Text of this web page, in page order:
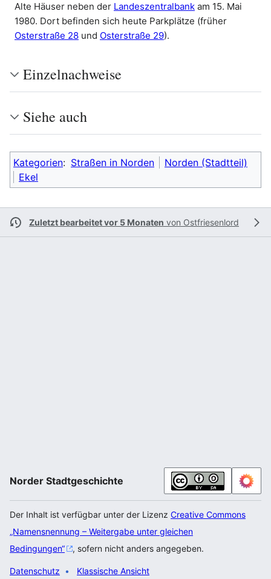
Alte Häuser neben der Landeszentralbank am 15. Mai
1980. Dort befinden sich heute Parkplätze (früher
Osterstraße 28 und Osterstraße 29).
Einzelnachweise
Siehe auch
Kategorien: Straßen in Norden
Norden (Stadtteil)
Ekel
Zuletzt bearbeitet vor 5 Monaten von Ostfriesenlord
Norder Stadtgeschichte
Der Inhalt ist verfügbar unter der Lizenz Creative Commons
„Namensnennung – Weitergabe unter gleichen
Bedingungen“
, sofern nicht anders angegeben.
Datenschutz Klassische Ansicht